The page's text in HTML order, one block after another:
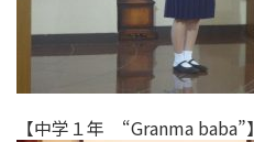
【中学１年 “Granma baba”】